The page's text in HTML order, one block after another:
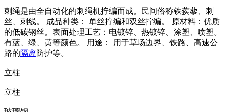
刺绳是由全自动化的刺绳机拧编而成。民间俗称铁蒺藜、刺
丝、刺线。 成品种类： 单丝拧编和双丝拧编。 原材料：优质
的低碳钢丝。表面处理工艺：电镀锌、热镀锌、涂塑、喷塑。
有蓝、绿、黄等颜色。 用途： 用于草场边界、铁路、高速公
路的隔离防护等。
立柱
立柱